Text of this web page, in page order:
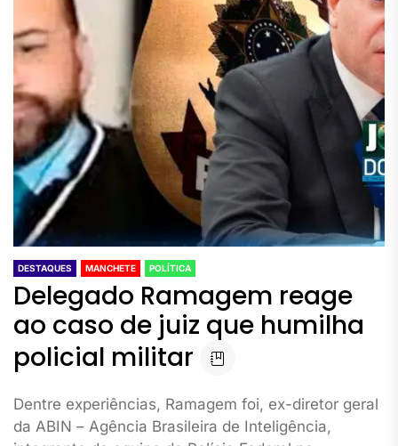
DESTAQUES MANCHETE POLÍTICA
Delegado Ramagem reage
ao caso de juiz que humilha
policial militar
Dentre experiências, Ramagem foi, ex-diretor geral
da ABIN – Agência Brasileira de Inteligência,